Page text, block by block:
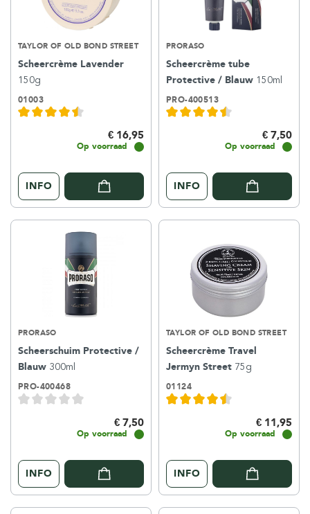
TAYLOR OF OLD BOND STREET
Scheercrème Lavender
150g
01003
€ 16,95
Op voorraad
INFO
PRORASO
Scheercrème tube
Protective / Blauw 150ml
PRO-400513
€ 7,50
Op voorraad
INFO
PRORASO
Scheerschuim Protective /
Blauw 300ml
PRO-400468
€ 7,50
Op voorraad
INFO
TAYLOR OF OLD BOND STREET
Scheercrème Travel
Jermyn Street 75g
01124
€ 11,95
Op voorraad
INFO